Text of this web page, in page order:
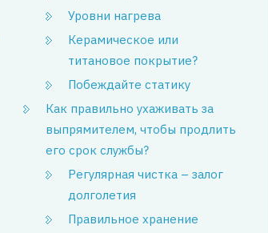
Уровни нагрева
Керамическое или
титановое покрытие?
Побеждайте статику
Как правильно ухаживать за
выпрямителем, чтобы продлить
его срок службы?
Регулярная чистка – залог
долголетия
Правильное хранение